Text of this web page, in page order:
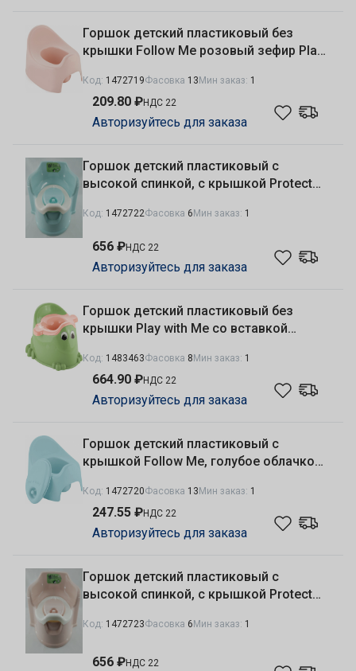
Горшок детский пластиковый без
крышки Follow Me розовый зефир Plast
Код: 1472719Фасовка 13 Мин заказ: 1
209.80 ₽НДС 22
Авторизуйтесь для заказа
Горшок детский пластиковый с
высокой спинкой, с крышкой Protect
LA104211020
Код: 1472722Фасовка 6 Мин заказ: 1
656 ₽НДС 22
Авторизуйтесь для заказа
Горшок детский пластиковый без
крышки Play with Me со вставкой
LA003111050
Код: 1483463Фасовка 8Мин заказ: 1
664.90 ₽НДС 22
Авторизуйтесь для заказа
Горшок детский пластиковый с
крышкой Follow Me, голубое облачко
Код: 1472720Фасовка 13Мин заказ: 1
247.55 ₽НДС 22
Авторизуйтесь для заказа
Горшок детский пластиковый с
высокой спинкой, с крышкой Protect
LA104211032
Код: 1472723Фасовка 6Мин заказ: 1
656 ₽НДС 22